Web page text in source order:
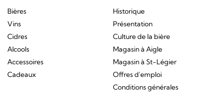
Bières
Vins
Cidres
Alcools
Accessoires
Cadeaux
Historique
Présentation
Culture de la bière
Magasin à Aigle
Magasin à St-Légier
Offres d'emploi
Conditions générales